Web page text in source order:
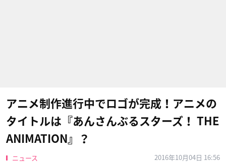
アニメ制作進行中でロゴが完成！アニメの
タイトルは​『あんさんぶるスターズ！ THE
ANIMATION』？
ニュース
2016年10月04日 16:56